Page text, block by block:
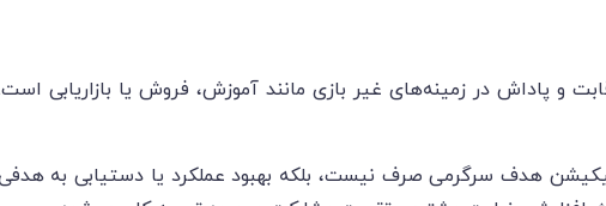
و پاداش در زمینه‌های غیر بازی مانند آموزش، فروش یا بازاریابی
هدف سرگرمی صرف نیست، بلکه بهبود عملکرد یا دستیابی به